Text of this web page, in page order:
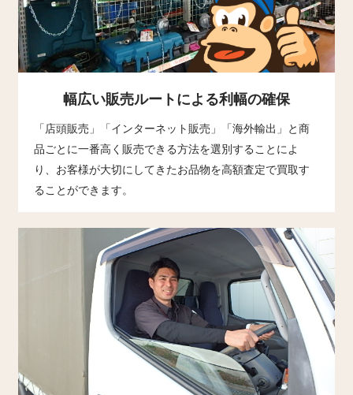
幅広い販売ルートによる利幅の確保
「店頭販売」「インターネット販売」「海外輸出」と商
品ごとに一番高く販売できる方法を選別することによ
り、お客様が大切にしてきたお品物を高額査定で買取す
ることができます。